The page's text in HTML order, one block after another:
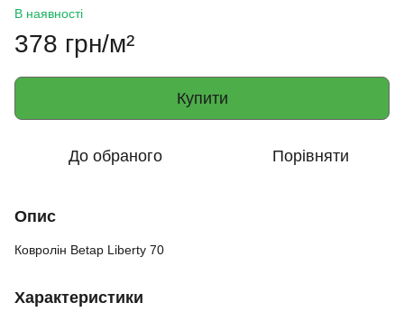
В наявності
378 грн/м²
Купити
До обраного Порівняти
Опис
Ковролін Betap Liberty 70
Характеристики